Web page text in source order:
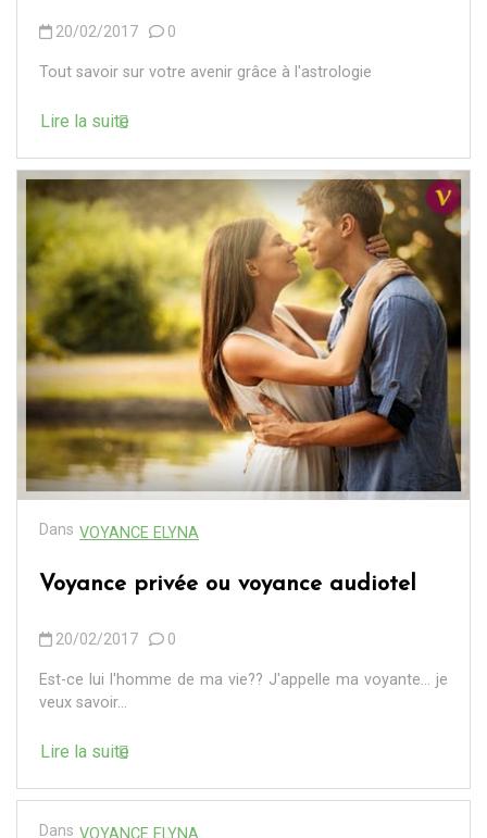
20/02/2017 0
Tout savoir sur votre avenir grâce à l'astrologie
Lire la suite
Dans VOYANCE ELYNA
Voyance privée ou voyance audiotel
20/02/2017 0
Est-ce lui l'homme de ma vie?? J'appelle ma voyante... je
veux savoir...
Lire la suite
Dans VOYANCE ELYNA